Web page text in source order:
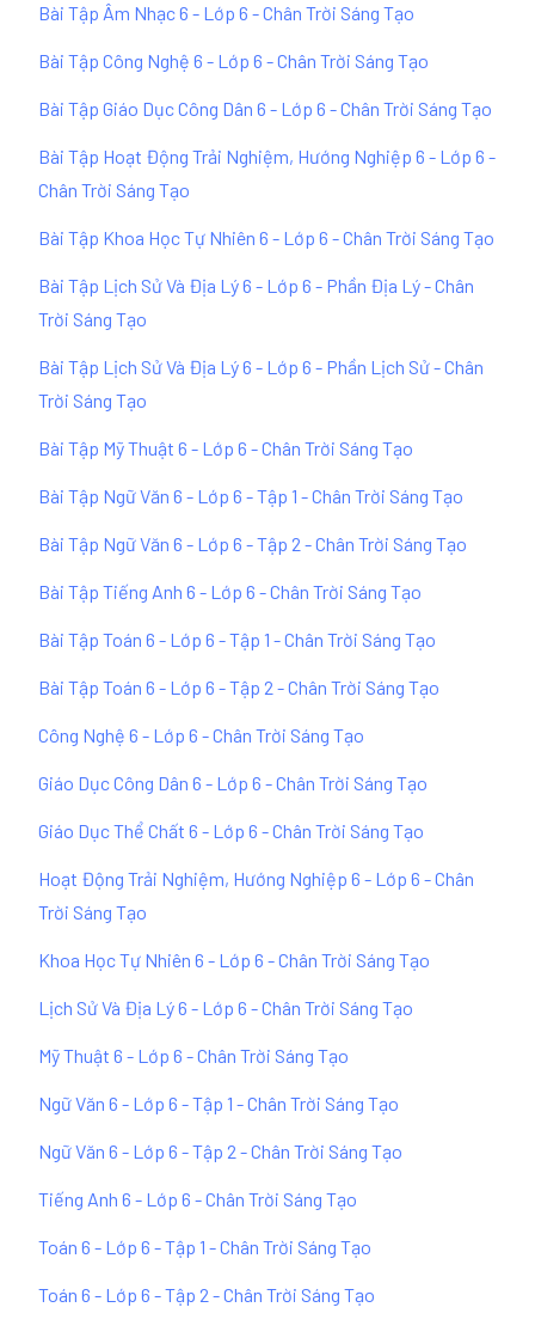
Bài Tập Âm Nhạc 6 - Lớp 6 - Chân Trời Sáng Tạo
Bài Tập Công Nghệ 6 - Lớp 6 - Chân Trời Sáng Tạo
Bài Tập Giáo Dục Công Dân 6 - Lớp 6 - Chân Trời Sáng Tạo
Bài Tập Hoạt Động Trải Nghiệm, Hướng Nghiệp 6 - Lớp 6 -
Chân Trời Sáng Tạo
Bài Tập Khoa Học Tự Nhiên 6 - Lớp 6 - Chân Trời Sáng Tạo
Bài Tập Lịch Sử Và Địa Lý 6 - Lớp 6 - Phần Địa Lý - Chân
Trời Sáng Tạo
Bài Tập Lịch Sử Và Địa Lý 6 - Lớp 6 - Phần Lịch Sử - Chân
Trời Sáng Tạo
Bài Tập Mỹ Thuật 6 - Lớp 6 - Chân Trời Sáng Tạo
Bài Tập Ngữ Văn 6 - Lớp 6 - Tập 1 - Chân Trời Sáng Tạo
Bài Tập Ngữ Văn 6 - Lớp 6 - Tập 2 - Chân Trời Sáng Tạo
Bài Tập Tiếng Anh 6 - Lớp 6 - Chân Trời Sáng Tạo
Bài Tập Toán 6 - Lớp 6 - Tập 1 - Chân Trời Sáng Tạo
Bài Tập Toán 6 - Lớp 6 - Tập 2 - Chân Trời Sáng Tạo
Công Nghệ 6 - Lớp 6 - Chân Trời Sáng Tạo
Giáo Dục Công Dân 6 - Lớp 6 - Chân Trời Sáng Tạo
Giáo Dục Thể Chất 6 - Lớp 6 - Chân Trời Sáng Tạo
Hoạt Động Trải Nghiệm, Hướng Nghiệp 6 - Lớp 6 - Chân
Trời Sáng Tạo
Khoa Học Tự Nhiên 6 - Lớp 6 - Chân Trời Sáng Tạo
Lịch Sử Và Địa Lý 6 - Lớp 6 - Chân Trời Sáng Tạo
Mỹ Thuật 6 - Lớp 6 - Chân Trời Sáng Tạo
Ngữ Văn 6 - Lớp 6 - Tập 1 - Chân Trời Sáng Tạo
Ngữ Văn 6 - Lớp 6 - Tập 2 - Chân Trời Sáng Tạo
Tiếng Anh 6 - Lớp 6 - Chân Trời Sáng Tạo
Toán 6 - Lớp 6 - Tập 1 - Chân Trời Sáng Tạo
Toán 6 - Lớp 6 - Tập 2 - Chân Trời Sáng Tạo